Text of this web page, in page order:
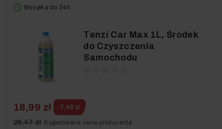
Wysyłka do 24h
Tenzi Car Max 1L, Środek
do Czyszczenia
Samochodu
18,99 zł -7,48 zł
26,47 zł Sugerowana cena producenta